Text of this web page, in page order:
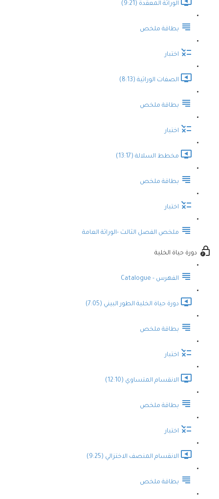
الوراثة المعقدة (9:21)
بطاقة ملخص
اختبار
الصفات الوراثية (8:13)
بطاقة ملخص
اختبار
مخطط السلالة (13:17)
بطاقة ملخص
اختبار
ملخص الفصل الثالث -الوراثة العامة
دورة حياة الخلية
الفهرس - Catalogue
دورة حياة الخلية الطور البيني (7:05)
بطاقة ملخص
اختبار
الانقسام المتساوي (12:10)
بطاقة ملخص
اختبار
الانقسام المنصف الاختزالي (9:25)
بطاقة ملخص